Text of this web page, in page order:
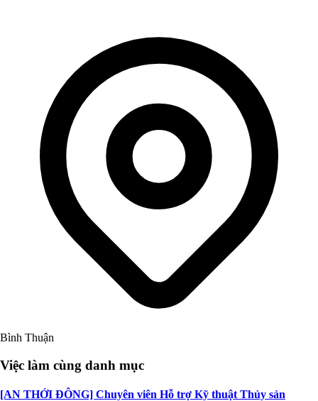
Bình Thuận
Việc làm cùng danh mục
[AN THỚI ĐÔNG] Chuyên viên Hỗ trợ Kỹ thuật Thủy sản